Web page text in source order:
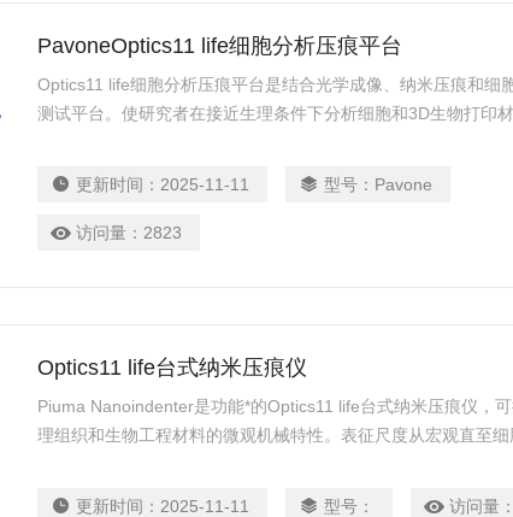
PavoneOptics11 life细胞分析压痕平台
Optics11 life细胞分析压痕平台是结合光学成像、纳米压痕和细
测试平台。使研究者在接近生理条件下分析细胞和3D生物打印
更新时间： 2025-11-11 型号： Pavone
访问量： 2823
Optics11 life台式纳米压痕仪
Piuma Nanoindenter是功能*的Optics11 life台式纳米压痕仪，
理组织和生物工程材料的微观机械特性。表征尺度从宏观直至细
更新时间： 2025-11-11 型号： 访问量